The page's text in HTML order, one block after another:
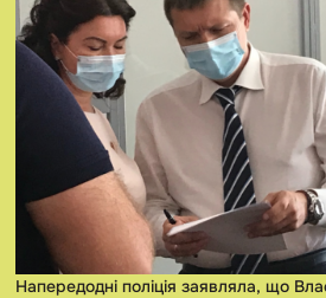
Напередодні поліція заявляла, що